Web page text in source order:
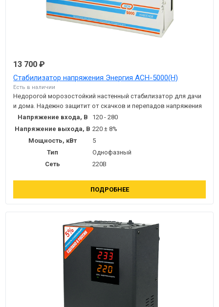
13 700 ₽
Стабилизатор напряжения Энергия АСН-5000(Н)
Есть в наличии
Недорогой морозостойкий настенный стабилизатор для дачи
и дома. Надежно защитит от скачков и перепадов напряжения
Напряжение входа, В
120 - 280
Напряжение выхода, В 220 ± 8%
Мощность, кВт
5
Тип
Однофазный
Сеть
220В
ПОДРОБНЕЕ